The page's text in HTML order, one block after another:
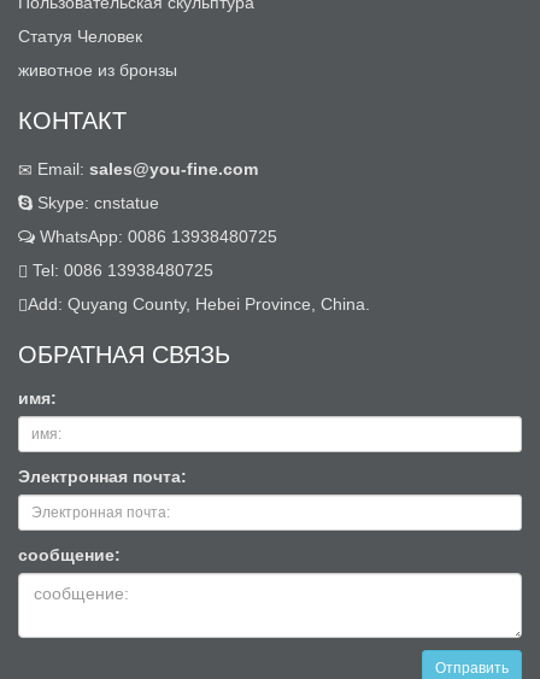
Статуя Человек
животное из бронзы
КОНТАКТ
Email: sales@you-fine.com
Skype: cnstatue
WhatsApp: 0086 13938480725
Tel: 0086 13938480725
Add: Quyang County, Hebei Province, China.
ОБРАТНАЯ СВЯЗЬ
имя:
Электронная почта:
сообщение:
Отправить